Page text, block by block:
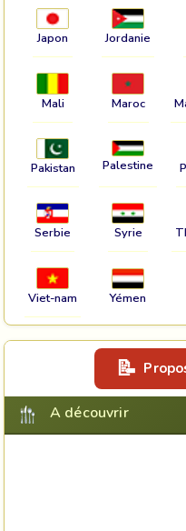
Japon Jordanie
Mali Maroc
Pakistan Palestine
Serbie Syrie
Viet-nam Yémen
A découvrir